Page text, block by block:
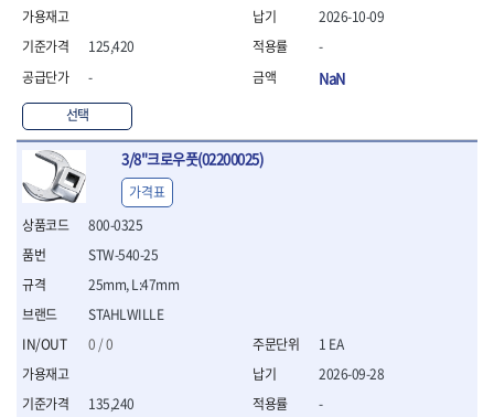
연마용품
- 조줄
- 철공용줄
- 목공용줄
- 조줄세트
- 판금줄홀더
- 줄
공구함.공구집
- 공구함
- 플라스틱이동공구함
- 공구통
- 기타공구
기타 작업공구
125,420
-
선택
2026-10-09
-
NaN
3/8"크로우풋(02200025)
800-0325
STAHLWILLE
0 / 0
135,240
STW-540-25
25mm, L:47mm
가격표
1 EA
2026-09-28
-